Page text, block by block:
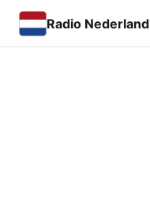
Radio Nederland